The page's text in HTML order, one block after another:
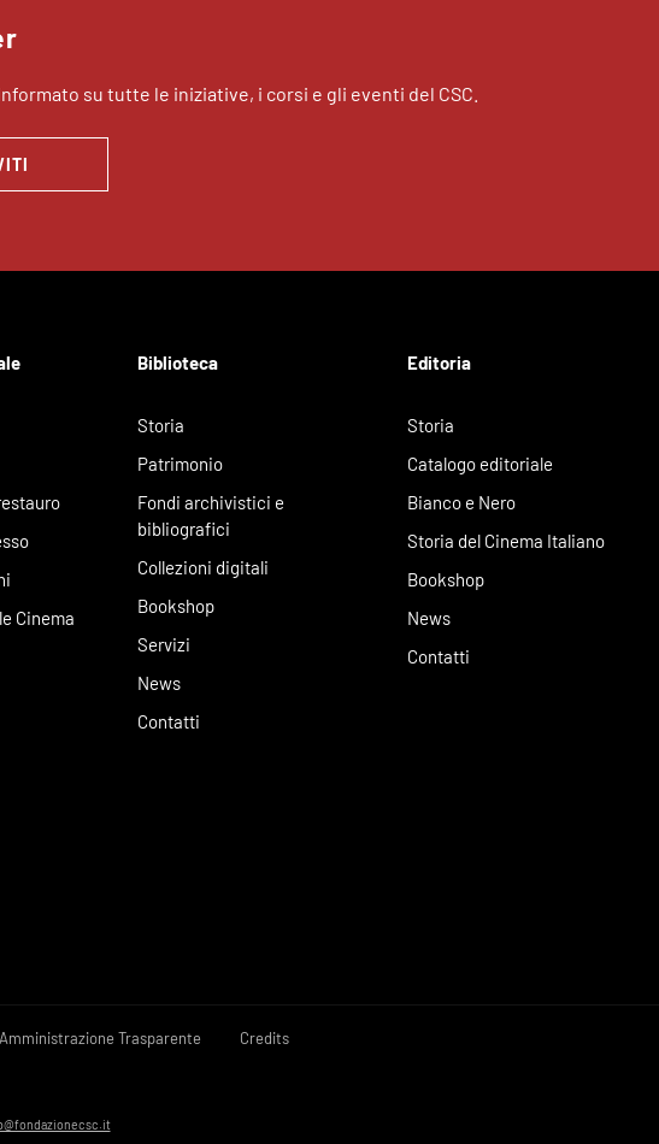
su tutte le iniziative, i corsi e gli eventi del CSC.
Cinema
Biblioteca
Storia
Patrimonio
Fondi archivistici e
bibliografici
Collezioni digitali
Bookshop
Servizi
News
Contatti
Editoria
Storia
Catalogo editoriale
Bianco e Nero
Storia del Cinema Italiano
Bookshop
News
Contatti
Amministrazione Trasparente Credits